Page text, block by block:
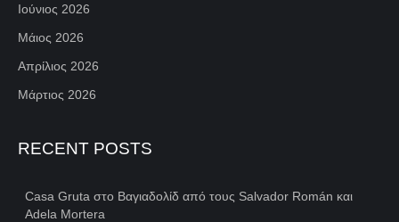
Ιούνιος 2026
Μάιος 2026
Απρίλιος 2026
Μάρτιος 2026
RECENT POSTS
Casa Gruta στο Βαγιαδολίδ από τους Salvador Román και
Adela Mortera